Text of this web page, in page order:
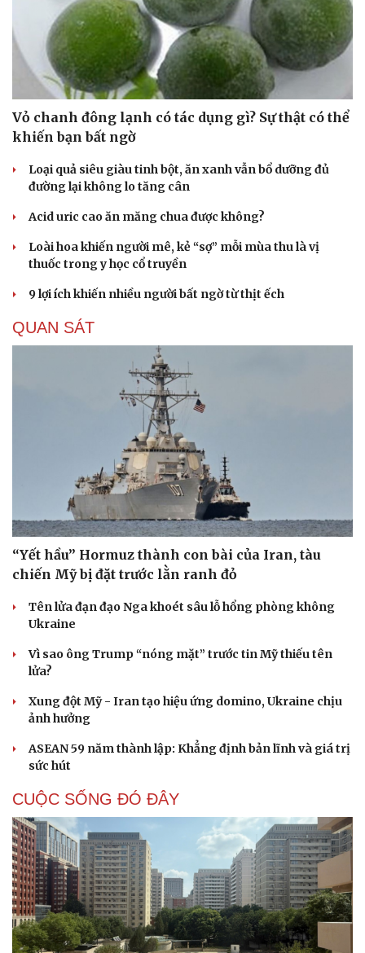
Kể chuyện cho bé
Hạt giống tâm hồn
Vỏ chanh đông lạnh có tác dụng gì? Sự thật có thể
khiến bạn bất ngờ
Loại quả siêu giàu tinh bột, ăn xanh vẫn bổ dưỡng đủ
đường lại không lo tăng cân
Acid uric cao ăn măng chua được không?
Loài hoa khiến người mê, kẻ “sợ” mỗi mùa thu là vị
thuốc trong y học cổ truyền
9 lợi ích khiến nhiều người bất ngờ từ thịt ếch
QUAN SÁT
“Yết hầu” Hormuz thành con bài của Iran, tàu
chiến Mỹ bị đặt trước lằn ranh đỏ
Tên lửa đạn đạo Nga khoét sâu lỗ hổng phòng không
Ukraine
Vì sao ông Trump “nóng mặt” trước tin Mỹ thiếu tên
lửa?
Xung đột Mỹ - Iran tạo hiệu ứng domino, Ukraine chịu
ảnh hưởng
ASEAN 59 năm thành lập: Khẳng định bản lĩnh và giá trị
sức hút
CUỘC SỐNG ĐÓ ĐÂY